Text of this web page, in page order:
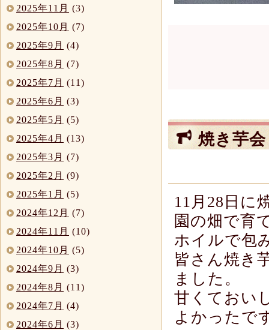
2025年11月 (3)
2025年10月 (7)
2025年9月 (4)
2025年8月 (7)
2025年7月 (11)
2025年6月 (3)
2025年5月 (5)
2025年4月 (13)
2025年3月 (7)
2025年2月 (9)
2025年1月 (5)
2024年12月 (7)
2024年11月 (10)
2024年10月 (5)
2024年9月 (3)
2024年8月 (11)
2024年7月 (4)
2024年6月 (3)
焼き芋会
11 月 28 日に
園の畑で育
ホイルで包
皆さん焼き
ました。
甘くておい
よかったで